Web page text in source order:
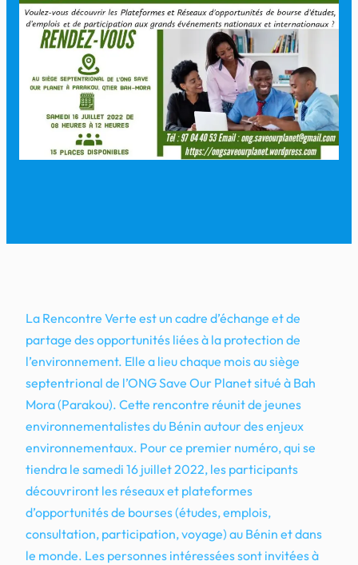
La Rencontre Verte est un cadre d’échange et de
partage des opportunités liées à la protection de
l’environnement. Elle a lieu chaque mois au siège
septentrional de l’ONG Save Our Planet situé à Bah
Mora (Parakou). Cette rencontre réunit de jeunes
environnementalistes du Bénin autour des enjeux
environnementaux. Pour ce premier numéro, qui se
tiendra le samedi 16 juillet 2022, les participants
découvriront les réseaux et plateformes
d’opportunités de bourses (études, emplois,
consultation, participation, voyage) au Bénin et dans
le monde. Les personnes intéressées sont invitées à